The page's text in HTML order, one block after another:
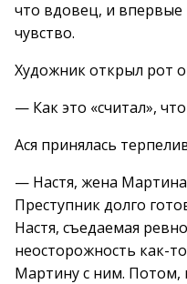
что вдовец, и впервые
чувство.
Художник открыл рот
— Как это «считал»,
Ася принялась
— Настя, жена
Преступник долго
Настя, съедаемая
неосторожность как-
Мартину с ним. Потом,